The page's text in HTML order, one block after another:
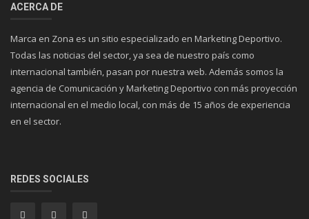
ACERCA DE
Marca en Zona es un sitio especializado en Marketing Deportivo.
Todas las noticias del sector, ya sea de nuestro país como
internacional también, pasan por nuestra web. Además somos la
agencia de Comunicación y Marketing Deportivo con más proyección
internacional en el medio local, con más de 15 años de experiencia
en el sector.
REDES SOCIALES